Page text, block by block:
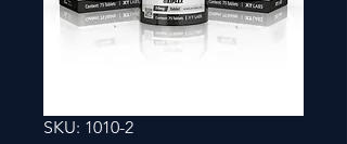
SKU: 1010-2